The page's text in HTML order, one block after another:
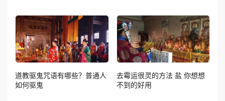
道教驱鬼咒语有哪些？普通人
如何驱鬼
去霉运很灵的方法 盐 你想想
不到的好用